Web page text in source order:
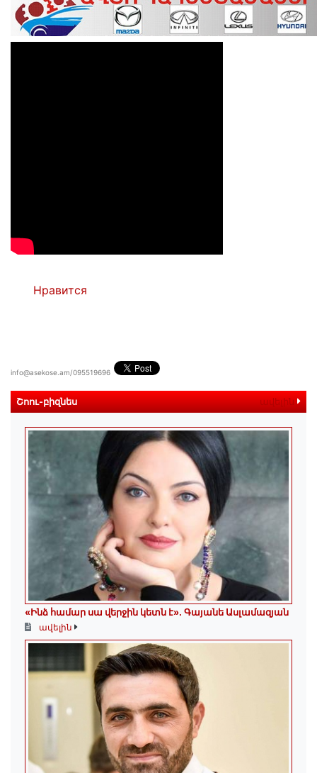
Нравится
info@asekose.am/095519696
Շոու-բիզնես ավելին
«Ինձ համար սա վերջին կետն է»․ Գայանե Ասլամազյան
ավելին